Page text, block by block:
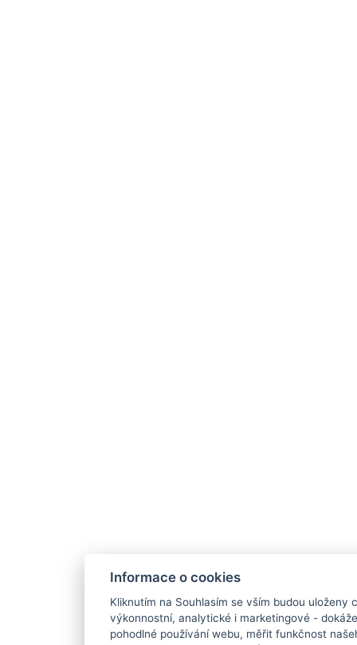
Informace o cookies
Kliknutím na Souhlasím se vším budou uloženy
výkonnostní, analytické i marketingové -
pohodlné používání webu, měřit funkčnost